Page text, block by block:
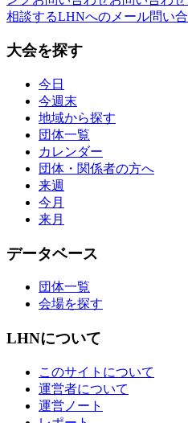
相談するLHNへのメール問い
大会を探す
今日
今週末
地域から探す
団体一覧
カレンダー
団体・関係者の方へ
来週
今月
来月
データベース
団体一覧
会場を探す
LHNについて
このサイトについて
運営者について
運営ノート